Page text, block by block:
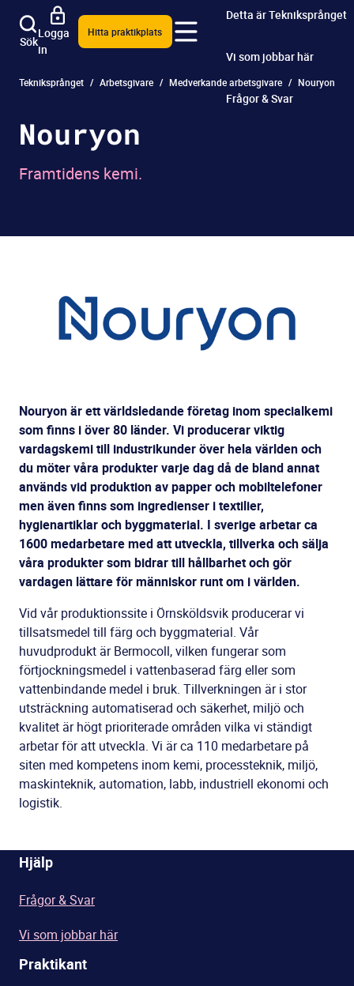
Sök
Logga
in
Hitta praktikplats
Detta är Tekniksprånget
Vi som jobbar här
Frågor & Svar
Tekniksprånget Arbetsgivare Medverkande arbetsgivare Nouryon
Nouryon
Framtidens kemi.
Nouryon är ett världsledande företag inom specialkemi
som finns i över 80 länder. Vi producerar viktig
vardagskemi till industrikunder över hela världen och
du möter våra produkter varje dag då de bland annat
används vid produktion av papper och mobiltelefoner
men även finns som ingredienser i textilier,
hygienartiklar och byggmaterial. I sverige arbetar ca
1600 medarbetare med att utveckla, tillverka och sälja
våra produkter som bidrar till hållbarhet och gör
vardagen lättare för människor runt om i världen.
Vid vår produktionssite i Örnsköldsvik producerar vi
tillsatsmedel till färg och byggmaterial. Vår
huvudprodukt är Bermocoll, vilken fungerar som
förtjockningsmedel i vattenbaserad färg eller som
vattenbindande medel i bruk. Tillverkningen är i stor
utsträckning automatiserad och säkerhet, miljö och
kvalitet är högt prioriterade områden vilka vi ständigt
arbetar för att utveckla. Vi är ca 110 medarbetare på
siten med kompetens inom kemi, processteknik, miljö,
maskinteknik, automation, labb, industriell ekonomi och
logistik.
Hjälp
Frågor & Svar
Vi som jobbar här
Praktikant